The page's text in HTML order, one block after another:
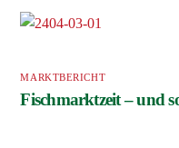
MARKTBERICHT
Fischmarktzeit – und